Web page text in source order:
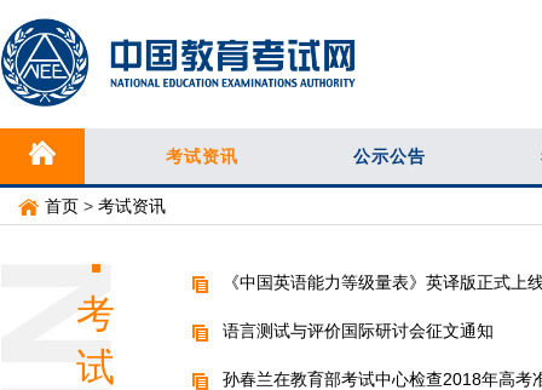
考试资讯 公示公告
首页 > 考试资讯
考
试
《中国英语能力等级量表》英译版正式上
语言测试与评价国际研讨会征文通知
孙春兰在教育部考试中心检查2018年高考